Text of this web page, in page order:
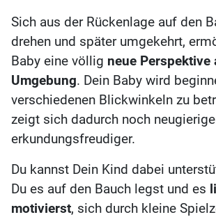
Sich aus der Rückenlage auf den
drehen und später umgekehrt,
Baby eine völlig neue Perspektive
Umgebung. Dein Baby wird
verschiedenen Blickwinkeln zu
zeigt sich dadurch noch
erkundungsfreudiger.
Du kannst Dein Kind dabei
Du es auf den Bauch legst und es
motivierst, sich durch kleine